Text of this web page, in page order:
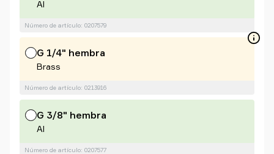
Al
Número de artículo: 0207579
G 1/4" hembra
Brass
Número de artículo: 0213916
G 3/8" hembra
Al
Número de artículo: 0207577